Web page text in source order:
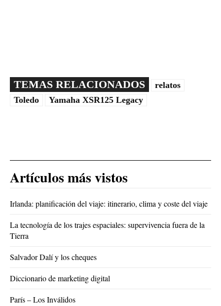
TEMAS RELACIONADOS
relatos
Toledo
Yamaha XSR125 Legacy
Artículos más vistos
Irlanda: planificación del viaje: itinerario, clima y coste del viaje
La tecnología de los trajes espaciales: supervivencia fuera de la
Tierra
Salvador Dalí y los cheques
Diccionario de marketing digital
París – Los Inválidos